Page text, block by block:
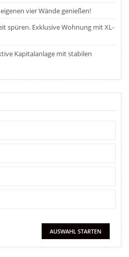
vier Wände genießen!
spüren. Exklusive Wohnung mit XL-
Kapitalanlage mit stabilen